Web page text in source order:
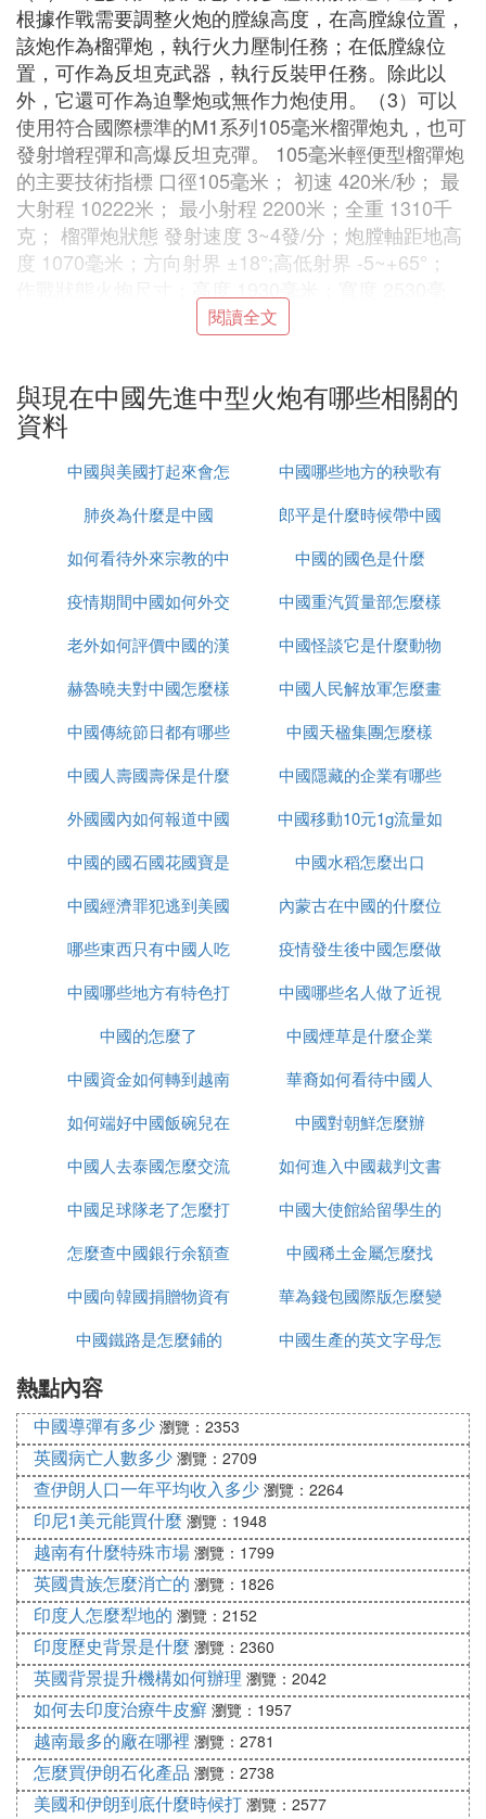
根據作戰需要調整火炮的膛線高度，在高膛線位置，
該炮作為榴彈炮，執行火力壓制任務；在低膛線位
置，可作為反坦克武器，執行反裝甲任務。除此以
外，它還可作為迫擊炮或無作力炮使用。（3）可以
使用符合國際標準的M1系列105毫米榴彈炮丸，也可
發射增程彈和高爆反坦克彈。 105毫米輕便型榴彈炮
的主要技術指標 口徑105毫米； 初速 420米/秒； 最
大射程 10222米； 最小射程 2200米；全重 1310千
克； 榴彈炮狀態 發射速度 3~4發/分；炮膛軸距地高
度 1070毫米；方向射界 ±18°;高低射界 -5~+65°；
米；長度 4200毫米； 牽引狀態火炮尺寸：高度 190
0毫米；寬度 1 500毫米；長度 3650毫米（車輛牽
射速度 8發/分；炮膛軸距地高度 690毫米；方向射界
±28°；高低射界 -5~+25°； 作戰狀態火炮尺寸：高
引狀態火炮尺寸：高度 1900毫米；寬度 1500毫米；
長度 3650毫米（車輛牽引）、5300毫米（畜力牽
引）； 3、W86式122毫米牽引榴彈炮： W86式122
毫米榴彈炮是參照蘇聯D-30型122毫米榴彈炮，根據
現代戰爭的需要於1985年研製成功的師屬榴彈炮，用
於替代大量裝備的老式的54式和54-1或122毫米榴彈
炮。W86式122毫米榴彈炮的身管較長，為30倍口
使用殺傷榴彈、破甲彈、增程彈、煙幕彈、照明彈及
反裝甲子母彈等多種彈葯，使用一般炮彈的射程為18
公里，使用底凹增程彈射程可達21公里。W86式使用
的反裝甲子母彈內裝30枚子彈、破甲厚度500毫米，
最大射程15公里。與國內外同類榴彈炮相比，W86式
結構緊湊、操作方便、射程遠、精度高、工藝簡單、
造價低廉，可以說趕上了世界先近水平，特別是W86
一指。 4、59-1式130毫米牽引加農炮： 59-1式130
毫米加農炮在20世紀七、八十年代，一直是中國炮兵
的主力當家炮，裝備炮兵師及以後各集團軍屬炮兵。
59-1式130毫米加農炮配用有殺爆燃彈（射程30公
里），遠程殺爆彈（32公里），底排增程彈（38公
里），反坦克子母彈（25公里）等彈葯。 中國兵器
工業還將W88式155毫米加榴炮的身管加裝到經局部
55毫米加榴炮。此舉與59-1式的研製思路頗為相似，
GM45不但保留了W88式155毫米加榴炮的彈道性
能，可發射其全部彈種，具有相同的射程和威力，而
且炮重減輕，火線高度降低，成本下降。 火炮的壽
命主要體現在身管壽命上。GM45為大量裝備的59-1
式130毫米加農炮、66式152毫米加榴炮的綜合利用
找到了一條出路。 5、83式152毫米牽引加農炮： 83
炮，裝備陸軍集團軍屬炮兵師，用來壓制和殲滅敵有
生力量，通信聯絡系統和後方設施，擊毀敵主戰坦
可、裝甲車輛和自行火炮，破壞敵野戰防禦工事。作
為海岸炮，可消滅敵水上目標。該炮全炮重10噸左
右。主要技術特點表現為：一、初速高，達到了每秒
955米，這也是實現遠射程的前提。二、射程遠，最
大射程達到30公里，這已經超出了中國以往火炮的射
程。三、射速快，每分鍾為3~4發，在當時的大口徑
火炮中，這樣的射速已是比較快的了。此外，該炮的
高低射界為-2.5度~+45度，方向射界左24度，右26
度，行軍戰斗轉換時間3~4分鍾，運動方式可以用汽
車，也可以用履帶車牽引。其運動速度在良好的公路
上可達每小時60公里，越野條件下，為每小時15公
里。這種良好的作戰性能，不僅深受部隊的歡迎，而
且也大大提高了作戰部隊炮兵的火力突擊能力。 6、
W88式155毫米牽引加榴炮： W88式155毫米加榴炮
於1985年開始研製，1988年通過國家鑒定，外貿名
稱為WA021155毫米加榴炮。該炮全重9.8噸，由10
閱讀全文
與現在中國先進中型火炮有哪些相關的
資料
中國與美國打起來會怎
麼樣
中國哪些地方的秧歌有
名
肺炎為什麼是中國
郎平是什麼時候帶中國
女排的
如何看待外來宗教的中
國化
中國的國色是什麼
疫情期間中國如何外交
中國重汽質量部怎麼樣
老外如何評價中國的漢
服
中國怪談它是什麼動物
赫魯曉夫對中國怎麼樣
中國人民解放軍怎麼畫
的
中國傳統節日都有哪些
中國天楹集團怎麼樣
中國人壽國壽保是什麼
中國隱藏的企業有哪些
外國國內如何報道中國
疫情
中國移動10元1g流量如
何取消
中國的國石國花國寶是
什麼
中國水稻怎麼出口
中國經濟罪犯逃到美國
怎麼辦
內蒙古在中國的什麼位
置
哪些東西只有中國人吃
疫情發生後中國怎麼做
的
中國哪些地方有特色打
鼓
中國哪些名人做了近視
手術
中國的怎麼了
中國煙草是什麼企業
中國資金如何轉到越南
炒股
華裔如何看待中國人
如何端好中國飯碗兒在
線播放
中國對朝鮮怎麼辦
中國人去泰國怎麼交流
如何進入中國裁判文書
網官網
中國足球隊老了怎麼打
亞洲杯
中國大使館給留學生的
健康包有什麼
怎麼查中國銀行余額查
詢
中國稀土金屬怎麼找
中國向韓國捐贈物資有
哪些
華為錢包國際版怎麼變
為中國版
中國鐵路是怎麼鋪的
中國生產的英文字母怎
熱點內容
中國導彈有多少 瀏覽：2353
英國病亡人數多少 瀏覽：2709
查伊朗人口一年平均收入多少 瀏覽：2264
印尼1美元能買什麼 瀏覽：1948
越南有什麼特殊市場 瀏覽：1799
英國貴族怎麼消亡的 瀏覽：1826
印度人怎麼犁地的 瀏覽：2152
印度歷史背景是什麼 瀏覽：2360
英國背景提升機構如何辦理 瀏覽：2042
如何去印度治療牛皮癬 瀏覽：1957
越南最多的廠在哪裡 瀏覽：2781
怎麼買伊朗石化產品 瀏覽：2738
美國和伊朗到底什麼時候打 瀏覽：2577